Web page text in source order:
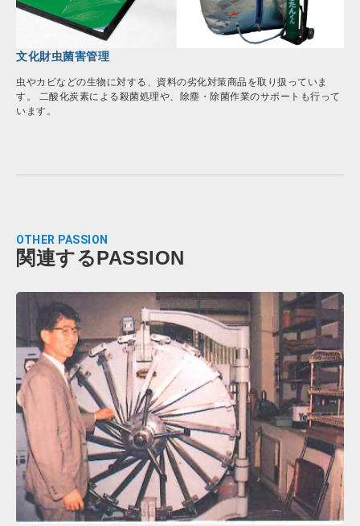
文化財虫菌害管理
虫やカビなどの生物に対する、資料の劣化対策商品を取り扱っていま
す。 二酸化炭素による殺菌処理や、除塵・除菌作業のサポートも行って
います。
OTHER PASSION
関連するPASSION